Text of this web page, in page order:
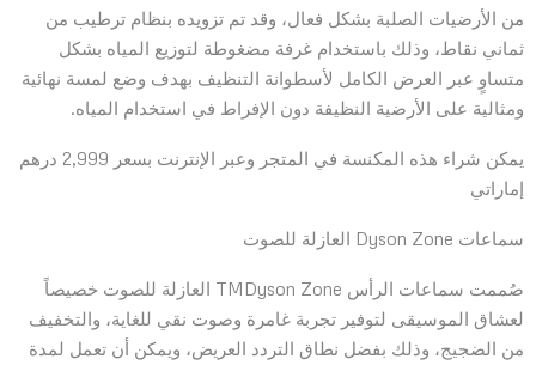
من الأرضيات الصلبة بشكل فعال، وقد تم تزويده بنظام ترطيب من
ثماني نقاط، وذلك باستخدام غرفة مضغوطة لتوزيع المياه بشكل
متساوٍ عبر العرض الكامل لأسطوانة التنظيف بهدف وضع لمسة نهائية
ومثالية على الأرضية النظيفة دون الإفراط في استخدام المياه.
يمكن شراء هذه المكنسة في المتجر وعبر الإنترنت بسعر 2,999 درهم
إماراتي
سماعات Dyson Zone العازلة للصوت
صُممت سماعات الرأس TMDyson Zone العازلة للصوت خصيصاً
لعشاق الموسيقى لتوفير تجربة غامرة وصوت نقي للغاية، والتخفيف
من الضجيج، وذلك بفضل نطاق التردد العريض، ويمكن أن تعمل لمدة